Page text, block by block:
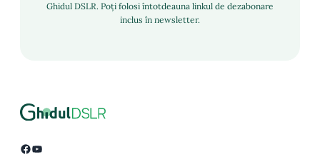
Ghidul DSLR. Poți folosi întotdeauna linkul de dezabonare
inclus în newsletter.
Facebook YouTube